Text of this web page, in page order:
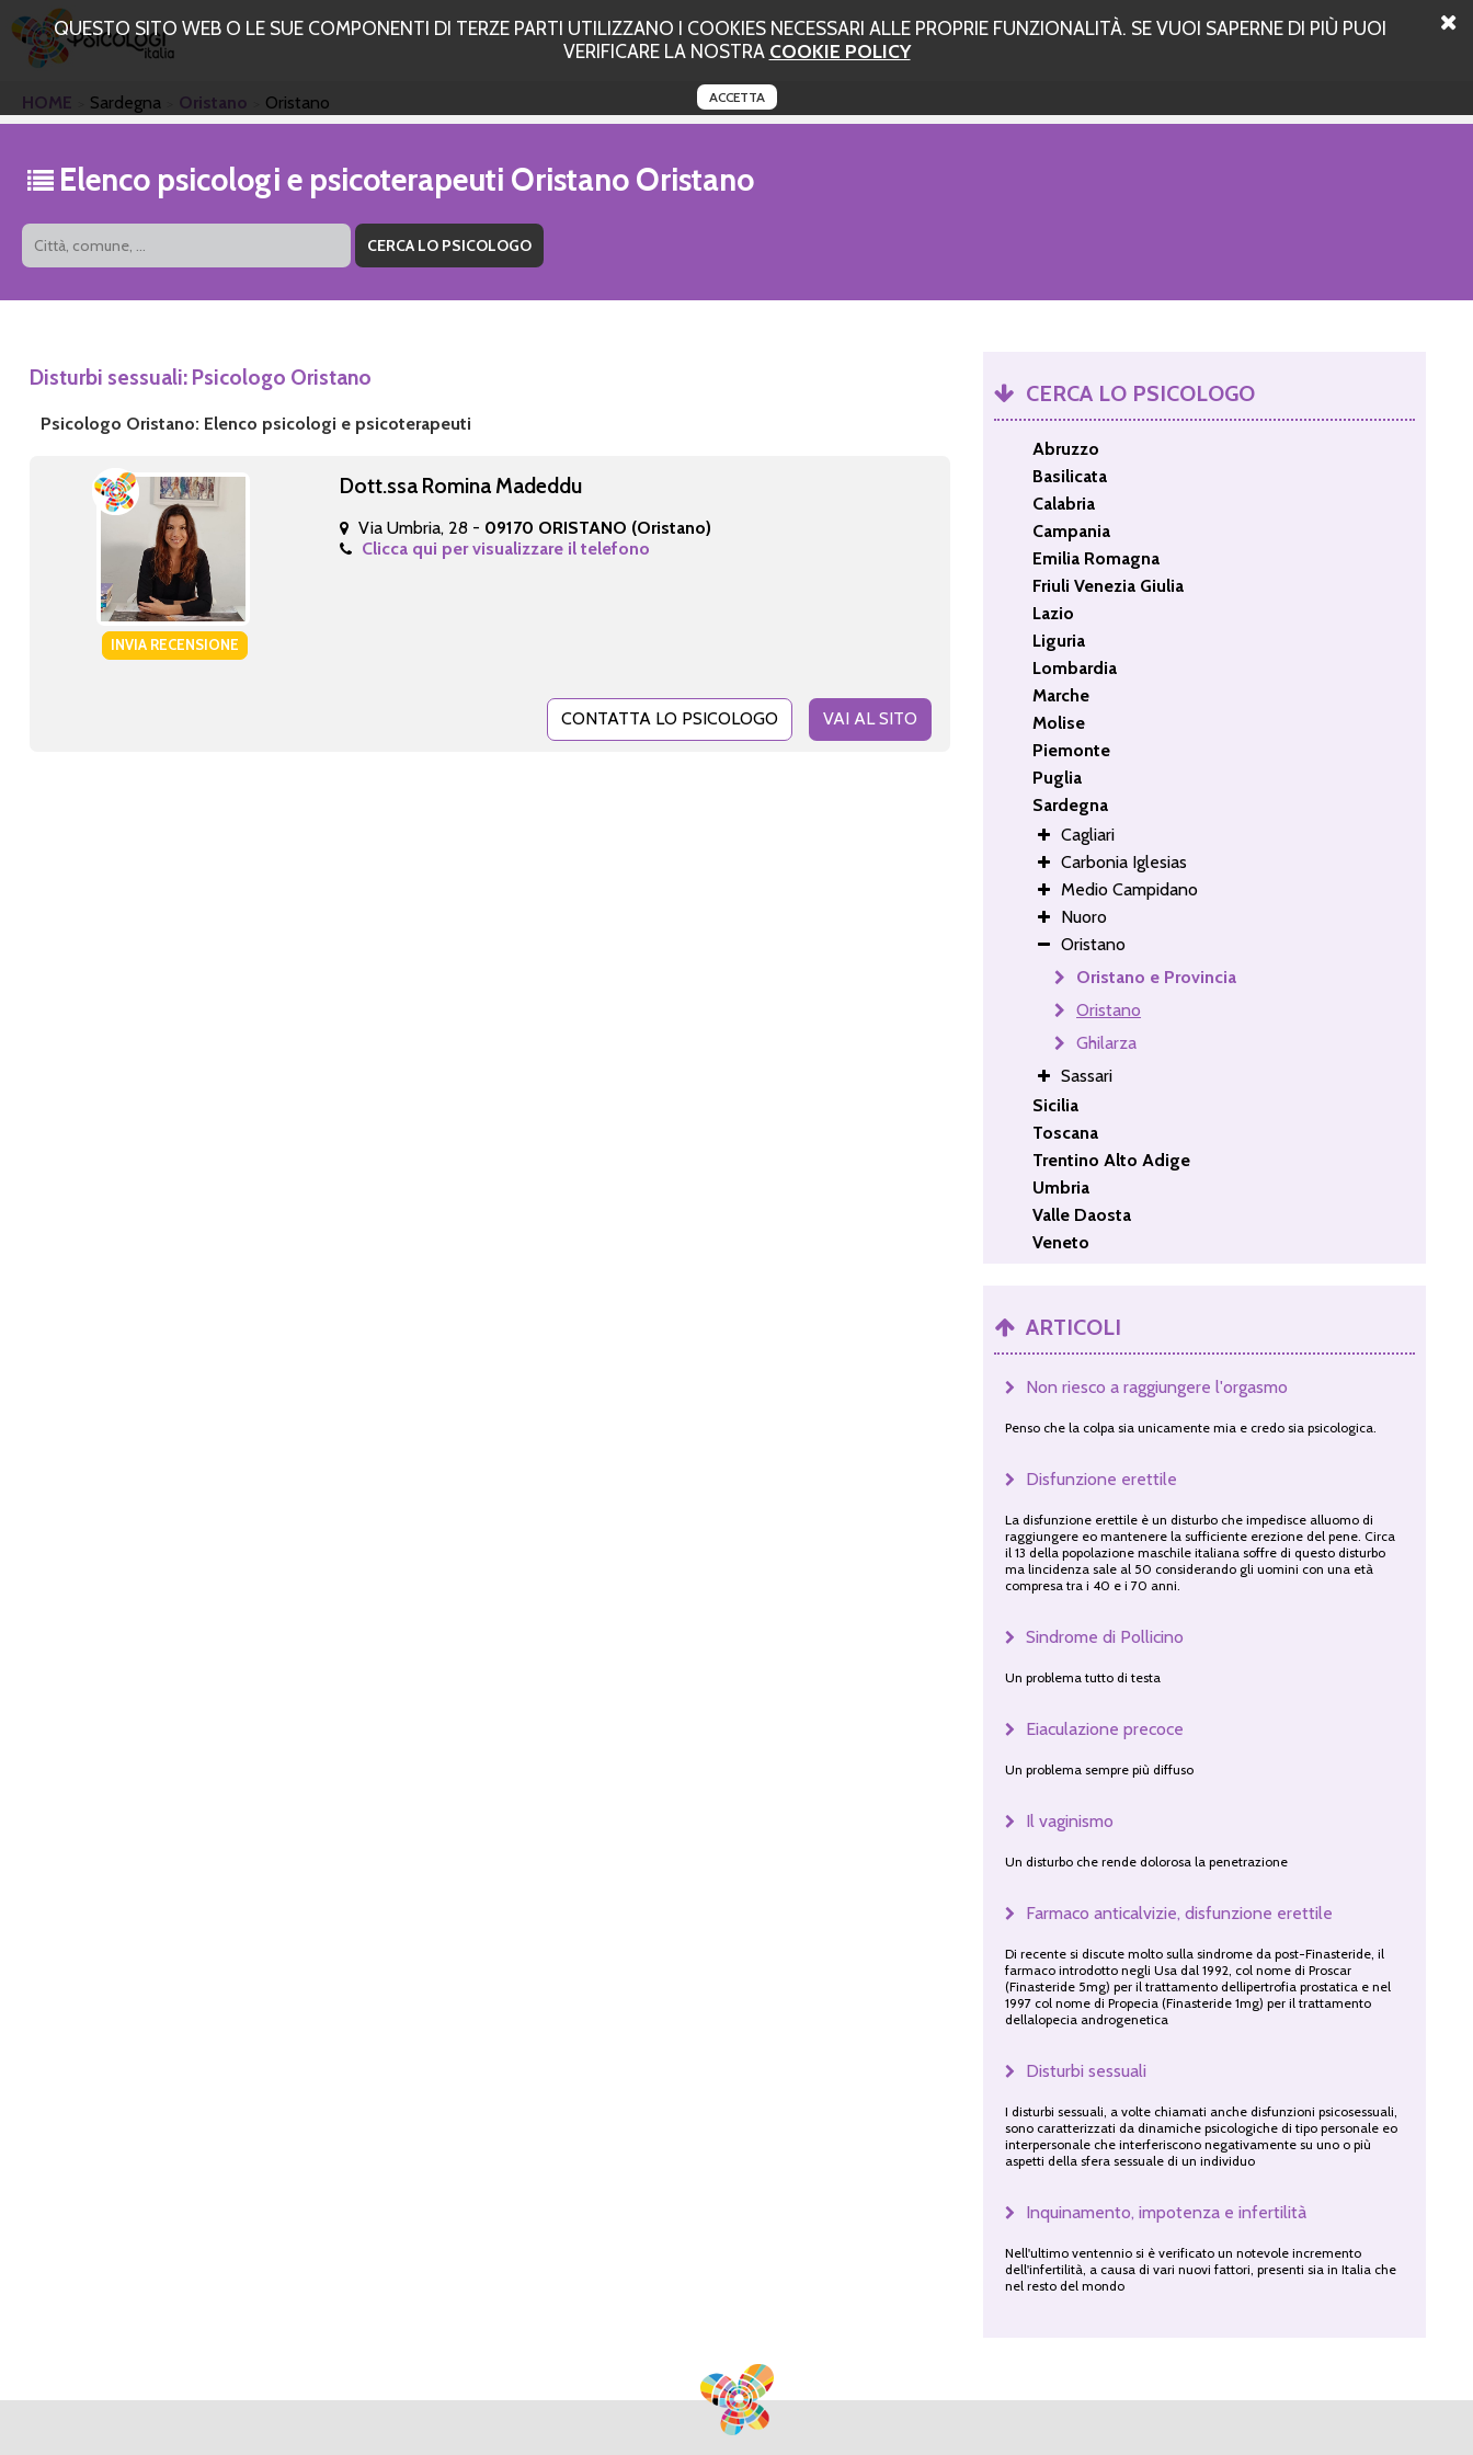
QUESTO SITO WEB O LE SUE COMPONENTI DI TERZE PARTI UTILIZZANO I COOKIES NECESSARI ALLE PROPRIE FUNZIONALITÀ. SE VUOI SAPERNE DI PIÙ PUOI
VERIFICARE LA NOSTRA COOKIE POLICY
ACCETTA
HOME Sardegna Oristano Oristano
Elenco psicologi e psicoterapeuti Oristano Oristano
Disturbi sessuali: Psicologo Oristano
Psicologo Oristano: Elenco psicologi e psicoterapeuti
INVIA RECENSIONE
Dott.ssa Romina Madeddu
Via Umbria, 28 - 09170 ORISTANO (Oristano)
Clicca qui per visualizzare il telefono
CONTATTA LO PSICOLOGO VAI AL SITO
CERCA LO PSICOLOGO
Abruzzo
Basilicata
Calabria
Campania
Emilia Romagna
Friuli Venezia Giulia
Lazio
Liguria
Lombardia
Marche
Molise
Piemonte
Puglia
Sardegna
Cagliari
Carbonia Iglesias
Medio Campidano
Nuoro
Oristano
Oristano e Provincia
Oristano
Ghilarza
Sassari
Sicilia
Toscana
Trentino Alto Adige
Umbria
Valle Daosta
Veneto
ARTICOLI
Non riesco a raggiungere l'orgasmo
Penso che la colpa sia unicamente mia e credo sia psicologica.
Disfunzione erettile
La disfunzione erettile è un disturbo che impedisce alluomo di
raggiungere eo mantenere la sufficiente erezione del pene. Circa
il 13 della popolazione maschile italiana soffre di questo disturbo
ma lincidenza sale al 50 considerando gli uomini con una età
compresa tra i 40 e i 70 anni.
Sindrome di Pollicino
Un problema tutto di testa
Eiaculazione precoce
Un problema sempre più diffuso
Il vaginismo
Un disturbo che rende dolorosa la penetrazione
Farmaco anticalvizie, disfunzione erettile
Di recente si discute molto sulla sindrome da post-Finasteride, il
farmaco introdotto negli Usa dal 1992, col nome di Proscar
(Finasteride 5mg) per il trattamento dellipertrofia prostatica e nel
1997 col nome di Propecia (Finasteride 1mg) per il trattamento
dellalopecia androgenetica
Disturbi sessuali
I disturbi sessuali, a volte chiamati anche disfunzioni psicosessuali,
sono caratterizzati da dinamiche psicologiche di tipo personale eo
interpersonale che interferiscono negativamente su uno o più
aspetti della sfera sessuale di un individuo
Inquinamento, impotenza e infertilità
Nell'ultimo ventennio si è verificato un notevole incremento
dell'infertilità, a causa di vari nuovi fattori, presenti sia in Italia che
nel resto del mondo